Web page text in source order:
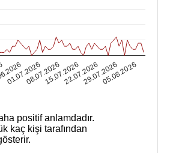
01.07.202608.07.202615.07.202622.07.202629.07.202605.08.2026
positif anlamdadır.
kaç kişi tarafından